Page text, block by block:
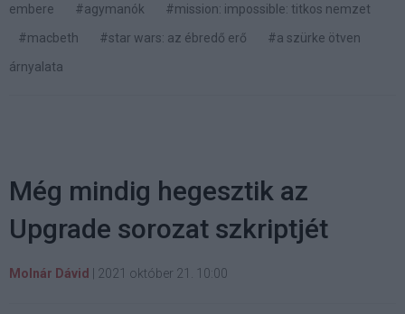
embere
#agymanók
#mission: impossible: titkos nemzet
#macbeth
#star wars: az ébredő erő
#a szürke ötven
árnyalata
Még mindig hegesztik az
Upgrade sorozat szkriptjét
Molnár Dávid | 2021 október 21. 10:00